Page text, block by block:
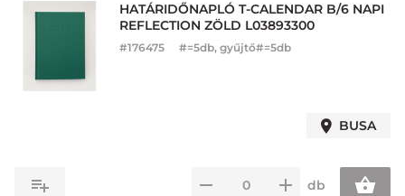
HATÁRIDŐNAPLÓ T-CALENDAR B/6 NAPI
REFLECTION ZÖLD L03893300
#176475 #=5db, gyűjtő#=5db
BUSA
db